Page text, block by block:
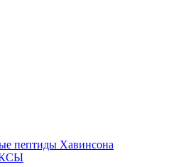
пептиды Хавинсона